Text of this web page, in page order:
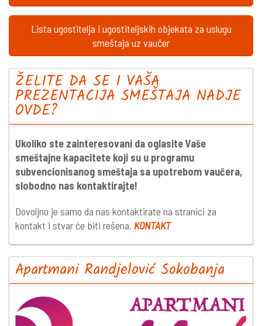
Lista ugostitelja i ugostiteljskih objekata za uslugu
smeštaja uz vaučer
ŽELITE DA SE I VAŠA
PREZENTACIJA SMEŠTAJA NADJE
OVDE?
Ukoliko ste zainteresovani da oglasite Vaše
smeštajne kapacitete koji su u programu
subvencionisanog smeštaja sa upotrebom vaučera,
slobodno nas kontaktirajte!
Dovoljno je samo da nas kontaktirate na stranici za
kontakt i stvar će biti rešena. KONTAKT
Apartmani Randjelović Sokobanja